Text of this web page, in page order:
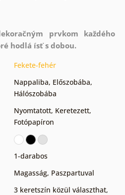
prvkom každého
hodlá ísť s dobou.
Fekete-fehér
Nappaliba, Előszobába,
Hálószobába
Nyomtatott, Keretezett,
Fotópapíron
1-darabos
Magasság, Paszpartuval
3 keretszín közül választhat,